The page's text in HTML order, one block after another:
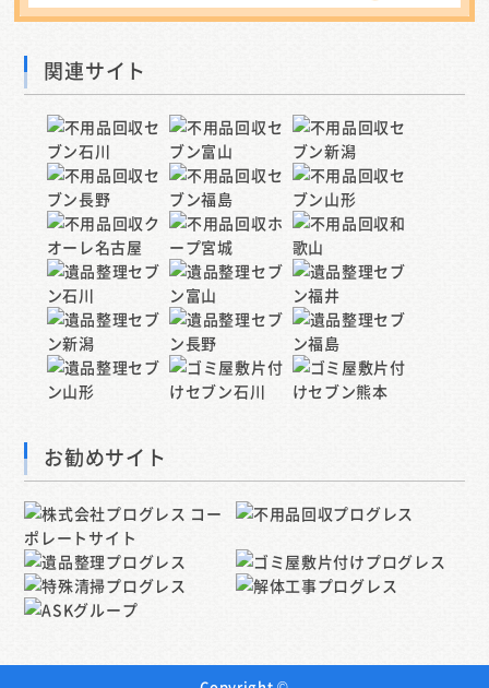
関連サイト
お勧めサイト